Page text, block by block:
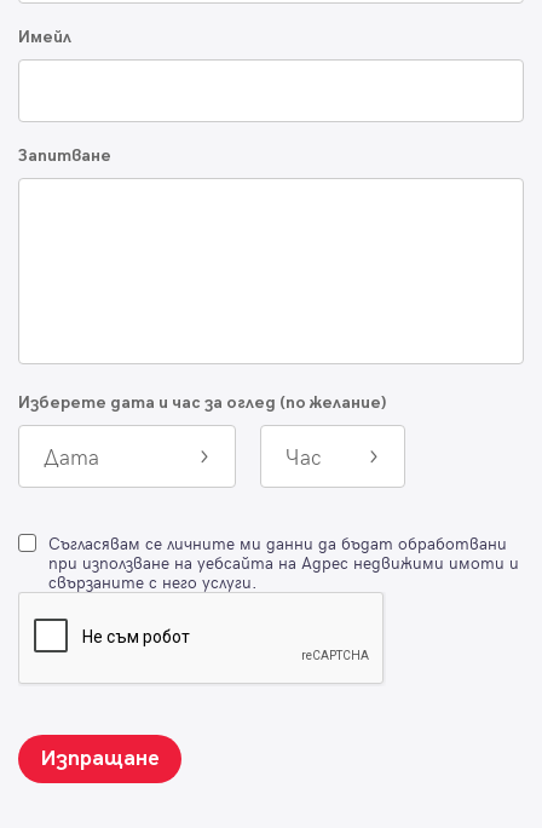
Имейл
Запитване
Изберете дата и час за оглед (по желание)
Дата Час
Съгласявам се личните ми данни да бъдат обработвани
при използване на уебсайта на Адрес недвижими имоти и
свързаните с него услуги.
Изпращане